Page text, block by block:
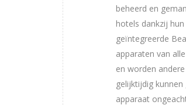
beheerd en
hotels dankzij
geïntegreerde
apparaten van
en worden
gelijktijdig
apparaat